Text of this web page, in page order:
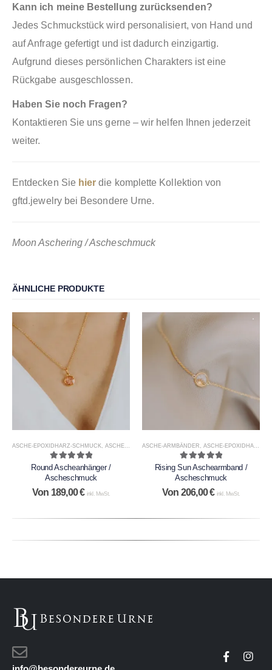
Kann ich meine Bestellung zurücksenden?
Jedes Schmuckstück wird personalisiert, von Hand und
auf Anfrage gefertigt und ist dadurch einzigartig.
Aufgrund dieses persönlichen Charakters ist eine
Rückgabe ausgeschlossen.
Haben Sie noch Fragen?
Kontaktieren Sie uns gerne – wir helfen Ihnen jederzeit
weiter.
Entdecken Sie hier die komplette Kollektion von
gftd.jewelry bei Besondere Urne.
Moon Aschering / Ascheschmuck
ÄHNLICHE PRODUKTE
ASCHE-EPOXIDHARZ-SCHMUCK ASCHESCHMUCK
5.00out of 5
Round Ascheanhänger /
Ascheschmuck
Von 189,00€ inkl. MwSt.
ASCHE-ARMBÄNDER ASCHE-EPOXIDHARZ-SCHMUCK
5.00out of 5
Rising Sun Aschearmband /
Ascheschmuck
Von 206,00€ inkl. MwSt.